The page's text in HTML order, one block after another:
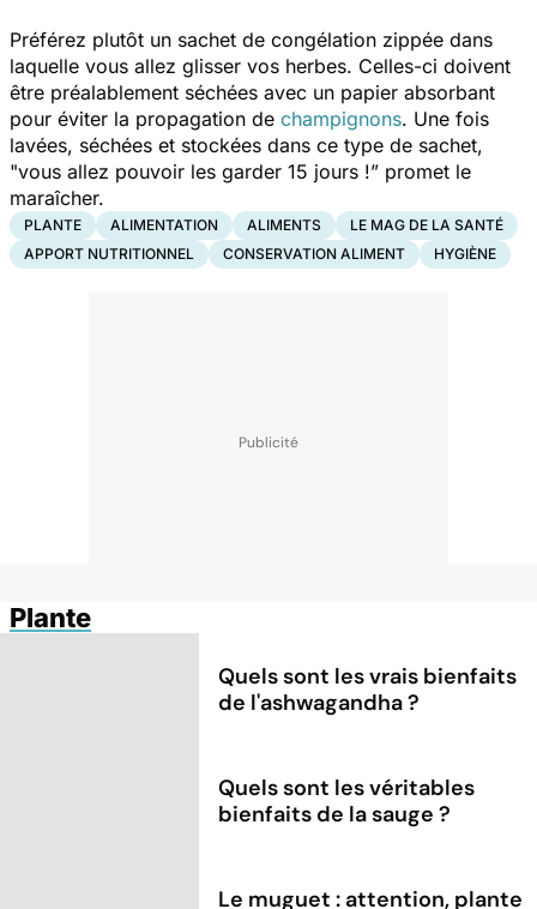
Préférez plutôt un sachet de congélation zippée dans
laquelle vous allez glisser vos herbes. Celles-ci doivent
être préalablement séchées avec un papier absorbant
pour éviter la propagation de champignons. Une fois
lavées, séchées et stockées dans ce type de sachet,
"vous allez pouvoir les garder 15 jours !” promet le
maraîcher.
PLANTE ALIMENTATION ALIMENTS
LE MAG DE LA SANTÉ
APPORT NUTRITIONNEL
CONSERVATION ALIMENT HYGIÈNE
Plante
Quels sont les vrais bienfaits
de l'ashwagandha ?
Quels sont les véritables
bienfaits de la sauge ?
Le muguet : attention, plante